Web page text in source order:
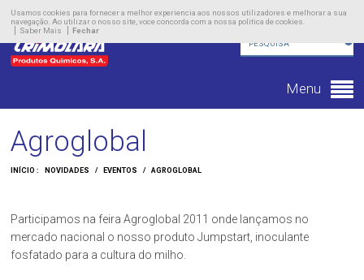
Usamos cookies para fornecer a melhor experiencia aos nossos utilizadores e melhorar a sua
navegação. Ao utilizar o nosso site, voce concorda com a nossa politica de cookies.
Saber Mais
Fechar
Empresa
Produtos
Menu
Agroglobal
INÍCIO : NOVIDADES / EVENTOS / AGROGLOBAL
Participamos na feira Agroglobal 2011 onde lançamos no
mercado nacional o nosso produto Jumpstart, inoculante
fosfatado para a cultura do milho.